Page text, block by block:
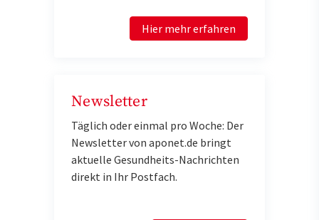
Hier mehr erfahren
Newsletter
Täglich oder einmal pro Woche: Der
Newsletter von aponet.de bringt
aktuelle Gesundheits-Nachrichten
direkt in Ihr Postfach.